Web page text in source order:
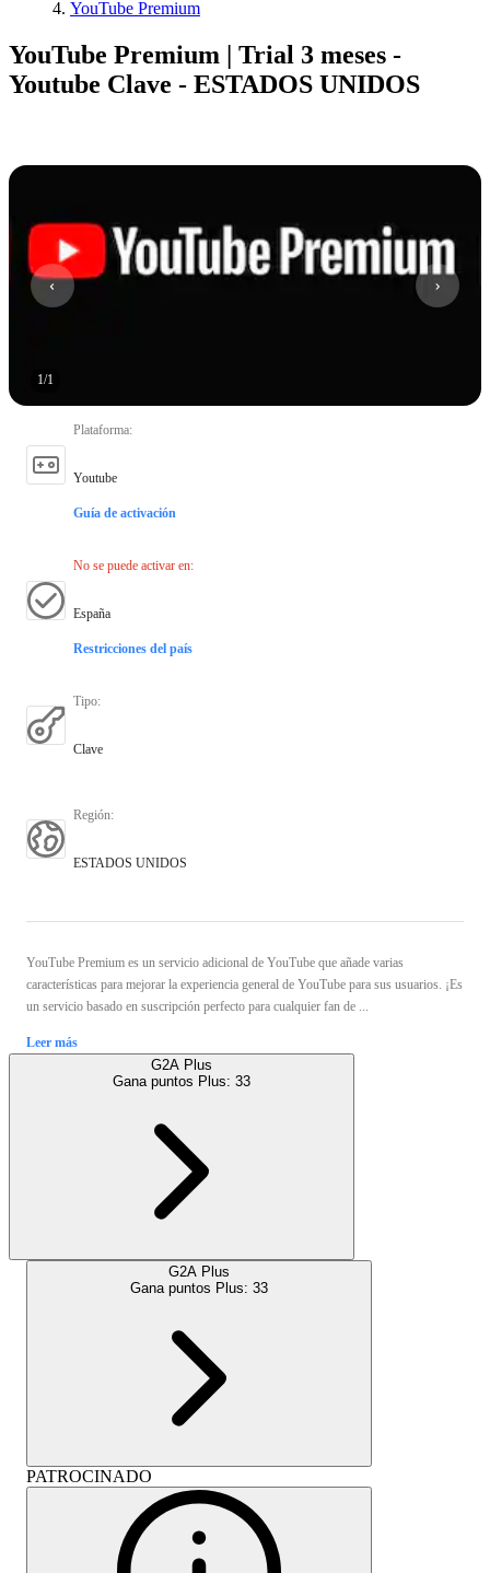
YouTube Premium
YouTube Premium | Trial 3 meses -
Youtube Clave - ESTADOS UNIDOS
1/1
Plataforma:
Youtube
Guía de activación
No se puede activar en:
España
Restricciones del país
Tipo:
Clave
Región:
ESTADOS UNIDOS
YouTube Premium es un servicio adicional de YouTube que añade varias
características para mejorar la experiencia general de YouTube para sus usuarios. ¡Es
un servicio basado en suscripción perfecto para cualquier fan de ...
Leer más
G2A Plus
Gana puntos Plus: 33
G2A Plus
Gana puntos Plus: 33
PATROCINADO